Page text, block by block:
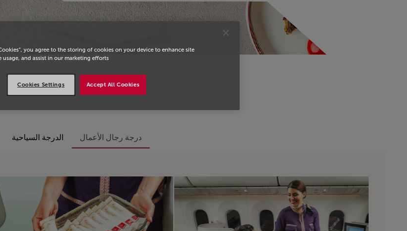
درجة رجال الأعمال الدرجة السياحية
you agree to the storing of cookies on your device to enhance site
and assist in our marketing efforts.
Accept All Cookies
Cookies Settings